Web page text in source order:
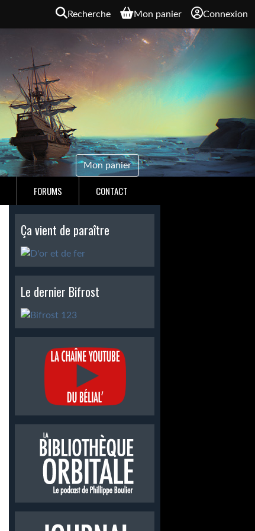
Recherche Mon panier Connexion
Mon panier
FORUMS CONTACT
Ça vient de paraître
Le dernier Bifrost